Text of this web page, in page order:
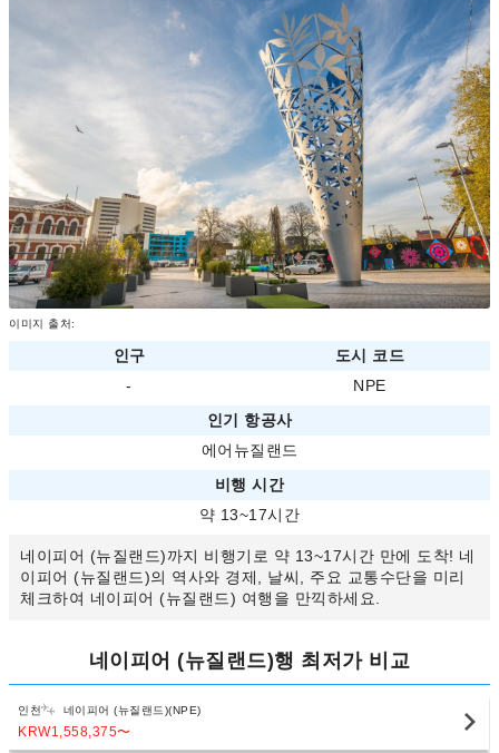
이미지 출처:
인구
도시 코드
-
NPE
인기 항공사
에어뉴질랜드
비행 시간
약 13~17시간
네이피어 (뉴질랜드)까지 비행기로 약 13~17시간 만에 도착! 네
이피어 (뉴질랜드)의 역사와 경제, 날씨, 주요 교통수단을 미리
체크하여 네이피어 (뉴질랜드) 여행을 만끽하세요.
네이피어 (뉴질랜드)행 최저가 비교
인천 네이피어 (뉴질랜드)(NPE)
KRW1,558,375〜